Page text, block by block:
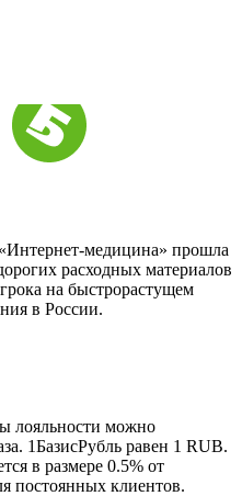
медицина» прошла
расходных материалов
на быстрорастущем
в России.
лояльности можно
1БазисРубль равен 1 RUB.
в размере 0.5% от
постоянных клиентов.